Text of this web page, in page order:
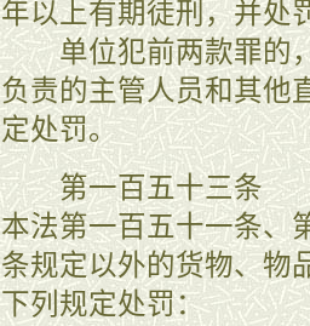
年以上有期徒刑，并处
单位犯前两款罪的，
负责的主管人员和其他
定处罚。
第一百五十三条 【
本法第一百五十一条、
条规定以外的货物、物
下列规定处罚：